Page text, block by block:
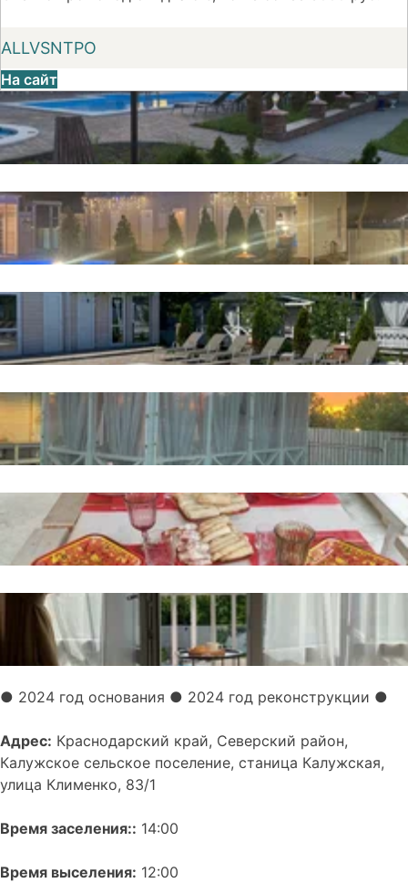
ALLVSNTPO
На сайт
● 2024 год основания ● 2024 год реконструкции ●
Адрес: Краснодарский край, Северский район,
Калужское сельское поселение, станица Калужская,
улица Клименко, 83/1
Время заселения:: 14:00
Время выселения: 12:00